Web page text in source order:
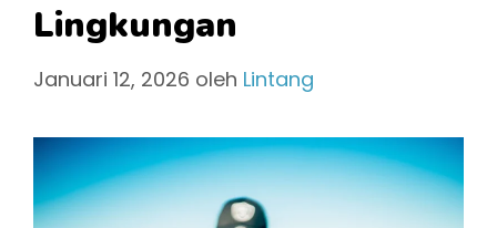
Lingkungan
Januari 12, 2026 oleh Lintang